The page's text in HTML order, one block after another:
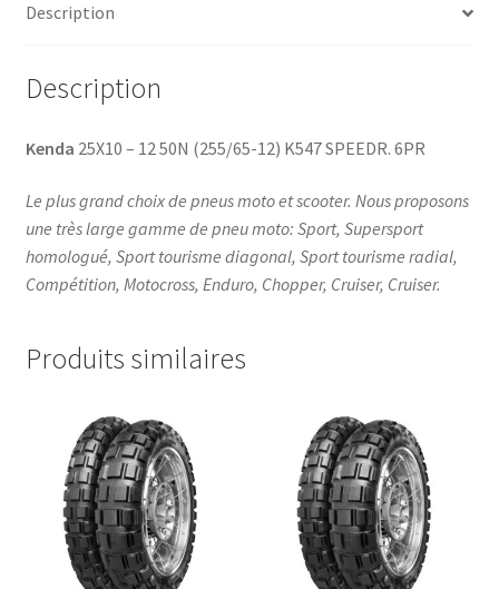
Description
Description
Kenda 25X10 – 12 50N (255/65-12) K547 SPEEDR. 6PR
Le plus grand choix de pneus moto et scooter. Nous proposons
une très large gamme de pneu moto: Sport, Supersport
homologué, Sport tourisme diagonal, Sport tourisme radial,
Compétition, Motocross, Enduro, Chopper, Cruiser, Cruiser.
Produits similaires